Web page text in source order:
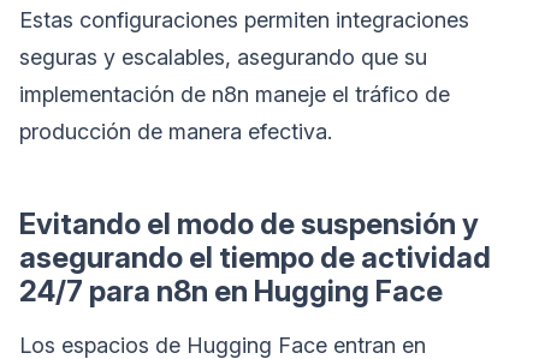
Estas configuraciones permiten integraciones
seguras y escalables, asegurando que su
implementación de n8n maneje el tráfico de
producción de manera efectiva.
Evitando el modo de suspensión y
asegurando el tiempo de actividad
24/7 para n8n en Hugging Face
Los espacios de Hugging Face entran en